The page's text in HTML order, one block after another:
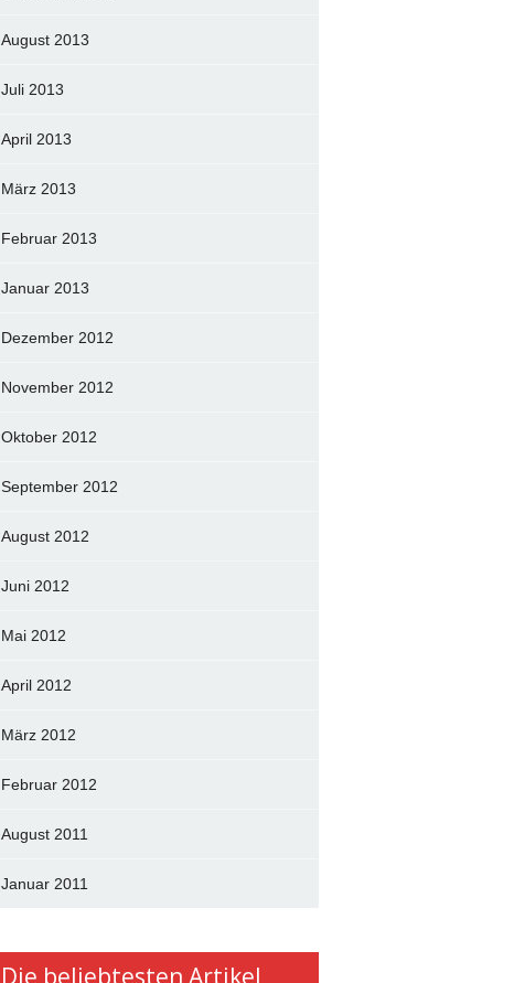
August 2013
Juli 2013
April 2013
März 2013
Februar 2013
Januar 2013
Dezember 2012
November 2012
Oktober 2012
September 2012
August 2012
Juni 2012
Mai 2012
April 2012
März 2012
Februar 2012
August 2011
Januar 2011
Die beliebtesten Artikel